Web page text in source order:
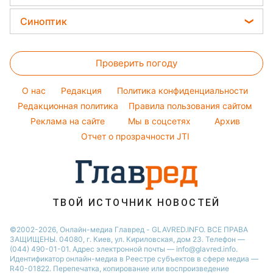
Алла Пугачева
Максим Галкин
Виталий Козловский
София Ротару
Новости Днепра
Новости Тернополя
Новости Житомира
Новости Одессы
Новости Харькова
Новости Полтавы
Новости Сум
Все о сале
Салаты
Простые блюда
Легкие десерты
Праздничное меню
Головоломки
Тесты по картинке
Оптические иллюзии
Народные приметы
Все о шоу-бизнесе
Синоптик
Магнитные бури
Погода на сегодня
Погода на завтра
Пылевая буря
Проверить погоду
O нас Редакция
Политика конфиденциальности
Редакционная политика
Правила пользования сайтом
Реклама на сайте
Мы в соцсетях
Архив
Отчет о прозрачности JTI
ТВОЙ ИСТОЧНИК НОВОСТЕЙ
©2002-2026, Онлайн-медиа Главред - GLAVRED.INFO. ВСЕ ПРАВА
ЗАЩИЩЕНЫ. 04080, г. Киев, ул. Кириловская, дом 23. Телефон —
(044) 490-01-01. Адрес электронной почты — info@glavred.info.
Идентификатор онлайн-медиа в Реестре cубъектов в сфере медиа —
R40-01822. Перепечатка, копирование или воспроизведение